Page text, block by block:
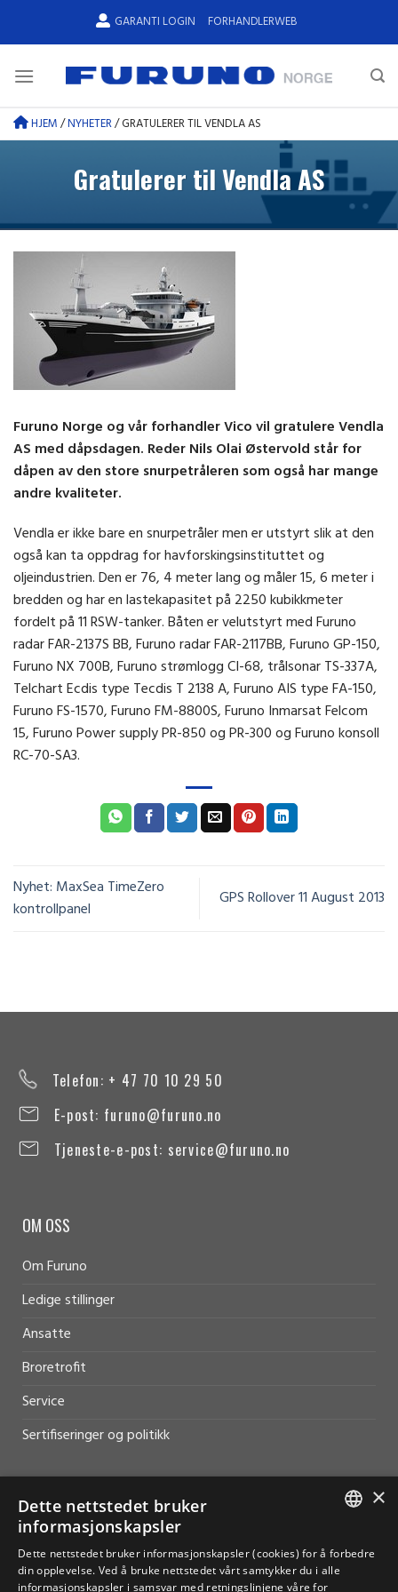
GARANTI LOGIN FORHANDLERWEB
HJEM/NYHETER/GRATULERER TIL VENDLA AS
Gratulerer til Vendla AS
Furuno Norge og vår forhandler Vico vil gratulere Vendla
AS med dåpsdagen. Reder Nils Olai Østervold står for
dåpen av den store snurpetråleren som også har mange
andre kvaliteter.
Vendla er ikke bare en snurpetråler men er utstyrt slik at den
også kan ta oppdrag for havforskingsinstituttet og
oljeindustrien. Den er 76, 4 meter lang og måler 15, 6 meter i
bredden og har en lastekapasitet på 2250 kubikkmeter
fordelt på 11 RSW-tanker. Båten er velutstyrt med Furuno
radar FAR-2137S BB, Furuno radar FAR-2117BB, Furuno GP-150,
Furuno NX 700B, Furuno strømlogg CI-68, trålsonar TS-337A,
Telchart Ecdis type Tecdis T 2138 A, Furuno AIS type FA-150,
Furuno FS-1570, Furuno FM-8800S, Furuno Inmarsat Felcom
15, Furuno Power supply PR-850 og PR-300 og Furuno konsoll
RC-70-SA3.
Nyhet: MaxSea TimeZero
kontrollpanel
GPS Rollover 11 August 2013
Telefon: + 47 70 10 29 50
E-post: furuno@furuno.no
Tjeneste-e-post: service@furuno.no
OM OSS
Om Furuno
Ledige stillinger
Ansatte
Broretrofit
Service
Sertifiseringer og politikk
HJELP OG SUPPORT
Salg
ENGLISH
×
Dette nettstedet bruker
informasjonskapsler
Dette nettstedet bruker informasjonskapsler (cookies) for å forbedre
din opplevelse. Ved å bruke nettstedet vårt samtykker du i alle
informasjonskapsler i samsvar med retningslinjene våre for